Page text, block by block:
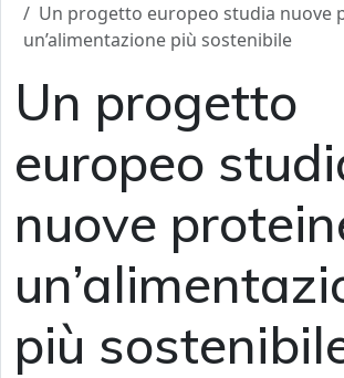
Un progetto europeo studia nuove
un’alimentazione più sostenibile
Un progetto
europeo
nuove
più